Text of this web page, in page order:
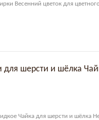
Весенний цветок для
для шерсти и шёлка
Чайка для шерсти и шёлка